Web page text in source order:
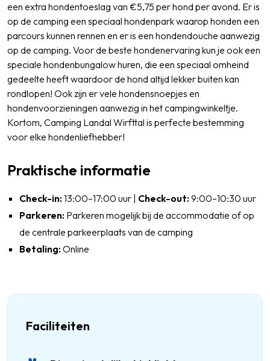
een extra hondentoeslag van €5,75 per hond per avond. Er is
op de camping een speciaal hondenpark waarop honden een
parcours kunnen rennen en er is een hondendouche aanwezig
op de camping. Voor de beste hondenervaring kun je ook een
speciale hondenbungalow huren, die een speciaal omheind
gedeelte heeft waardoor de hond altijd lekker buiten kan
rondlopen! Ook zijn er vele hondensnoepjes en
hondenvoorzieningen aanwezig in het campingwinkeltje.
Kortom, Camping Landal Wirfttal is perfecte bestemming
voor elke hondenliefhebber!
Praktische informatie
Check-in:13:00–17:00 uur | Check-out:9:00–10:30 uur
Parkeren: Parkeren mogelijk bij de accommodatie of op
de centrale parkeerplaats van de camping
Betaling:Online
Faciliteiten